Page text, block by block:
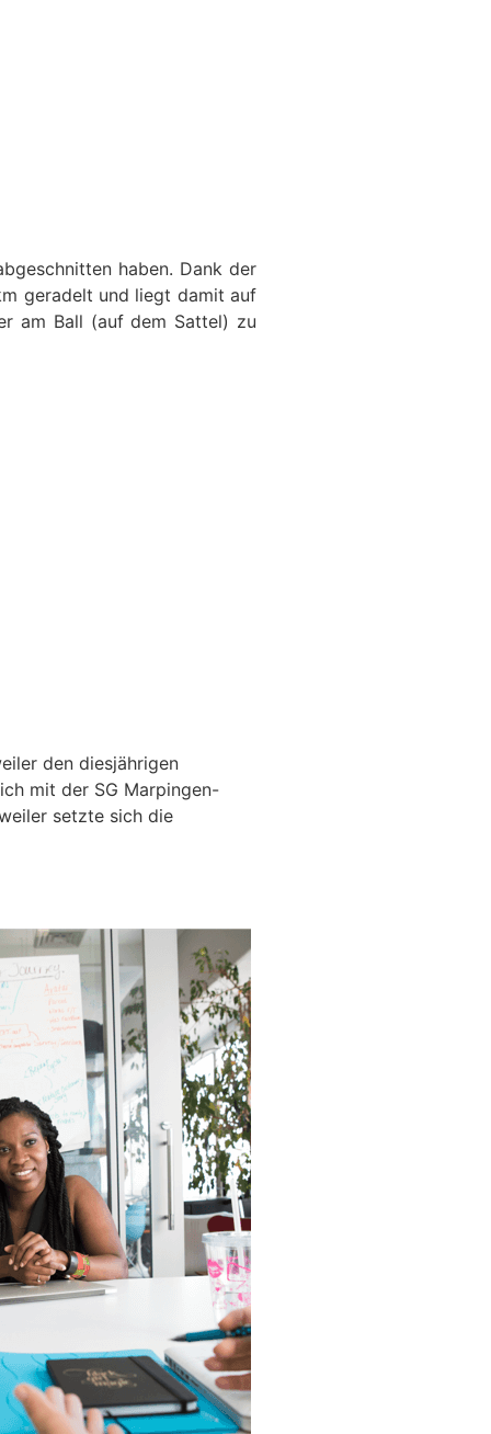
haben. Dank der
geradelt und liegt damit auf
am Ball (auf dem Sattel) zu
den diesjährigen
mit der SG Marpingen-
setzte sich die